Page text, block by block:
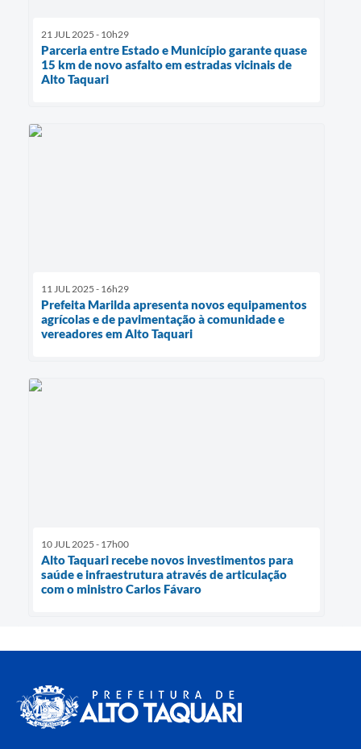
21 JUL 2025 - 10h29
Parceria entre Estado e Município garante quase
15 km de novo asfalto em estradas vicinais de
Alto Taquari
11 JUL 2025 - 16h29
Prefeita Marilda apresenta novos equipamentos
agrícolas e de pavimentação à comunidade e
vereadores em Alto Taquari
10 JUL 2025 - 17h00
Alto Taquari recebe novos investimentos para
saúde e infraestrutura através de articulação
com o ministro Carlos Fávaro